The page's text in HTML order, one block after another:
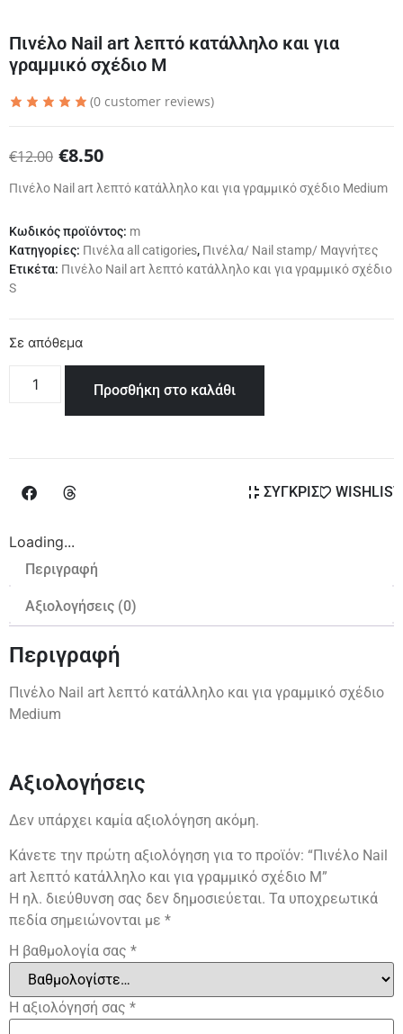
Πινέλο Nail art λεπτό κατάλληλο και για
γραμμικό σχέδιο M
(0 customer reviews)
€12.00 €8.50
Πινέλο Nail art λεπτό κατάλληλο και για γραμμικό σχέδιο Medium
Κωδικός προϊόντος: m
Κατηγορίες: Πινέλα all catigories, Πινέλα/ Nail stamp/ Μαγνήτες
Ετικέτα: Πινέλο Nail art λεπτό κατάλληλο και για γραμμικό σχέδιο
S
Σε απόθεμα
Προσθήκη στο καλάθι
ΣΥΓΚΡΙΣΗ WISHLIST
Loading...
Περιγραφή
Αξιολογήσεις (0)
Περιγραφή
Πινέλο Nail art λεπτό κατάλληλο και για γραμμικό σχέδιο
Medium
Αξιολογήσεις
Δεν υπάρχει καμία αξιολόγηση ακόμη.
Κάνετε την πρώτη αξιολόγηση για το προϊόν: “Πινέλο Nail
art λεπτό κατάλληλο και για γραμμικό σχέδιο M”
Η ηλ. διεύθυνση σας δεν δημοσιεύεται. Τα υποχρεωτικά
πεδία σημειώνονται με *
Η βαθμολογία σας *
Η αξιολόγησή σας *